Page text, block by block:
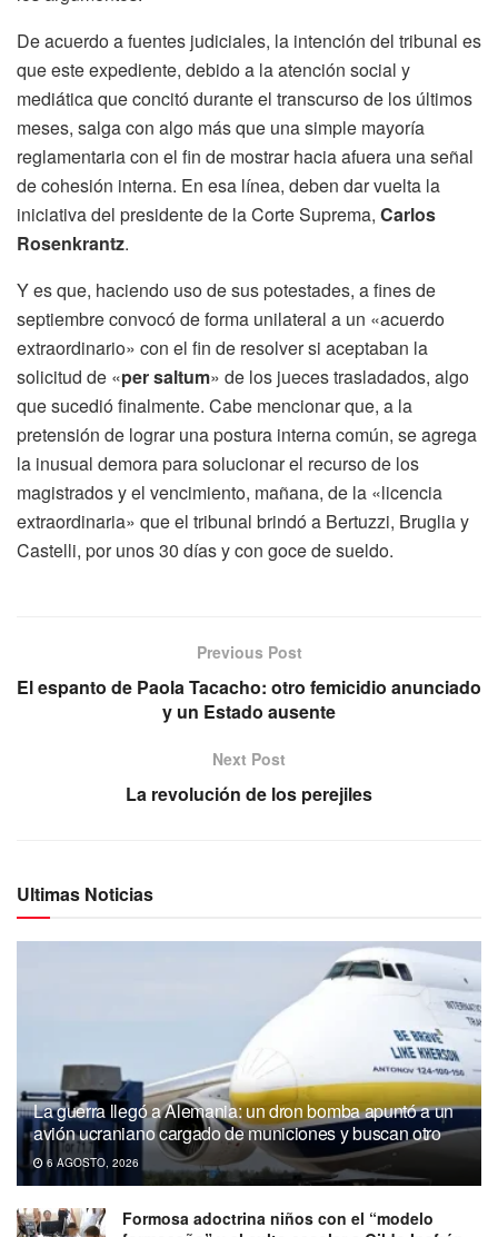
De acuerdo a fuentes judiciales, la intención del tribunal es
que este expediente, debido a la atención social y
mediática que concitó durante el transcurso de los últimos
meses, salga con algo más que una simple mayoría
reglamentaria con el fin de mostrar hacia afuera una señal
de cohesión interna. En esa línea, deben dar vuelta la
iniciativa del presidente de la Corte Suprema, Carlos
Rosenkrantz.
Y es que, haciendo uso de sus potestades, a fines de
septiembre convocó de forma unilateral a un «acuerdo
extraordinario» con el fin de resolver si aceptaban la
solicitud de «per saltum» de los jueces trasladados, algo
que sucedió finalmente. Cabe mencionar que, a la
pretensión de lograr una postura interna común, se agrega
la inusual demora para solucionar el recurso de los
magistrados y el vencimiento, mañana, de la «licencia
extraordinaria» que el tribunal brindó a Bertuzzi, Bruglia y
Castelli, por unos 30 días y con goce de sueldo.
Previous Post
El espanto de Paola Tacacho: otro femicidio anunciado
y un Estado ausente
Next Post
La revolución de los perejiles
Ultimas Noticias
La guerra llegó a Alemania: un dron bomba apuntó a un
avión ucraniano cargado de municiones y buscan otro
6 AGOSTO, 2026
Formosa adoctrina niños con el “modelo